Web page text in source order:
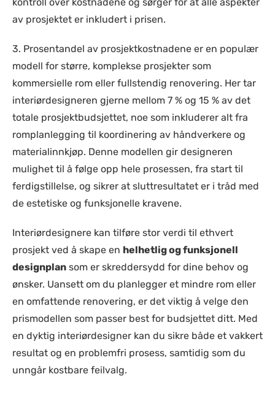
av prosjektet er inkludert i prisen.
3. Prosentandel av prosjektkostnadene er en populær
modell for større, komplekse prosjekter som
kommersielle rom eller fullstendig renovering. Her tar
interiørdesigneren gjerne mellom 7 % og 15 % av det
totale prosjektbudsjettet, noe som inkluderer alt fra
romplanlegging til koordinering av håndverkere og
materialinnkjøp. Denne modellen gir designeren
mulighet til å følge opp hele prosessen, fra start til
ferdigstillelse, og sikrer at sluttresultatet er i tråd med
de estetiske og funksjonelle kravene.
Interiørdesignere kan tilføre stor verdi til ethvert
prosjekt ved å skape en helhetlig og funksjonell
designplan som er skreddersydd for dine behov og
ønsker. Uansett om du planlegger et mindre rom eller
en omfattende renovering, er det viktig å velge den
prismodellen som passer best for budsjettet ditt. Med
en dyktig interiørdesigner kan du sikre både et vakkert
resultat og en problemfri prosess, samtidig som du
unngår kostbare feilvalg.